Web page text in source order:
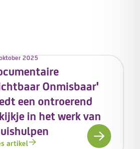
Onmisbaar'
een ontroerend
in het werk van
2025
artikel